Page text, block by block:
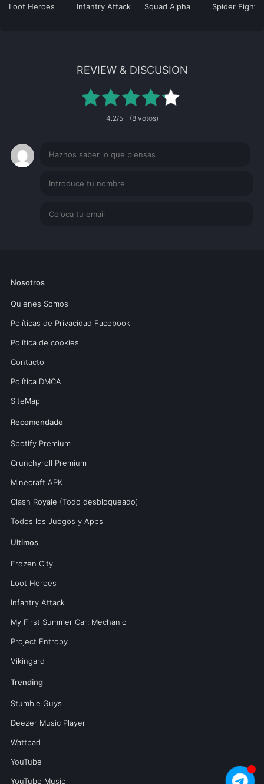
Loot Heroes Infantry Attack Squad Alpha Spider
REVIEW & DISCUSION
4.2/5 - (8 votos)
Nosotros
Quienes Somos
Políticas de Privacidad Facebook
Política de cookies
Contacto
Política DMCA
SiteMap
Recomendado
Spotify Premium
Crunchyroll Premium
Minecraft APK
Clash Royale (Todo desbloqueado)
Todos los Juegos y Apps
Ultimos
Frozen City
Loot Heroes
Infantry Attack
My First Summer Car: Mechanic
Project Entropy
Vikingard
Trending
Stumble Guys
Deezer Music Player
Wattpad
YouTube
YouTube Music